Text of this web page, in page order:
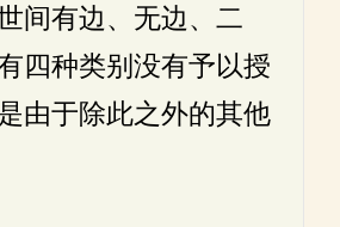
间有边、无边、二
四种类别没有予以授
由于除此之外的其他